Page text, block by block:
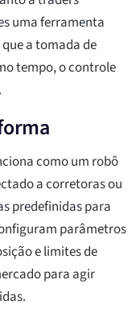
uma ferramenta
a tomada de
tempo, o controle
como um robô
a corretoras ou
predefinidas para
parâmetros
e limites de
para agir